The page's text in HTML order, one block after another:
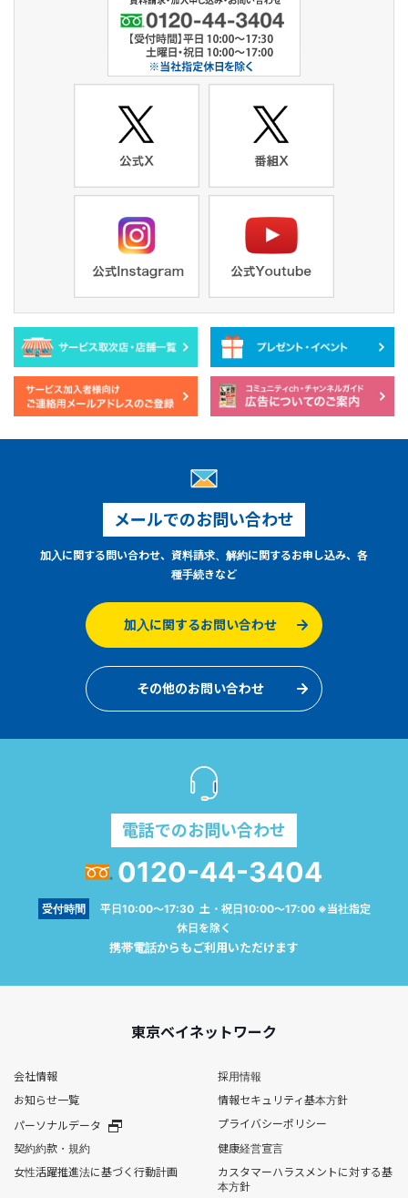
メールでのお問い合わせ
加入に関する問い合わせ、資料請求、解約に関するお申し込み、各
種手続きなど
加入に関するお問い合わせ
その他のお問い合わせ
電話でのお問い合わせ
0120-44-3404
受付時間
平日10:00～17:30 土・祝日10:00～17:00 ※当社指定
休日を除く
携帯電話からもご利用いただけます
東京ベイネットワーク
会社情報
採用情報
お知らせ一覧
情報セキュリティ基本方針
パーソナルデータ
プライバシーポリシー
契約約款・規約
健康経営宣言
女性活躍推進法に基づく行動計画
カスタマーハラスメントに対する基
本方針